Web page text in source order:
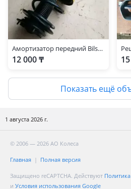
Амортизатор передний Bilstein на Subaru Legacy 2003-2006 год.
12 000 ₸
Показать ещё
1 августа 2026 г.
© 2006 — 2026 АО Колеса
Главная Полная версия
Защищено reCAPTCHA. Действуют
и Условия использования Google